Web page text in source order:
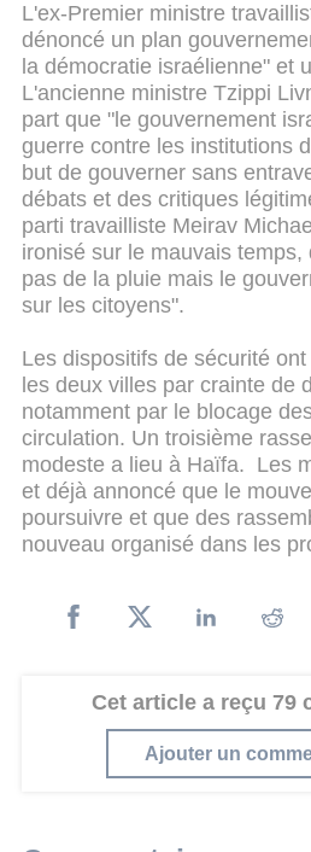
L'ex-Premier ministre
dénoncé un plan
la démocratie israélienne" et
L'ancienne ministre Tzippi
part que "le gouvernement
guerre contre les institutions
but de gouverner sans
débats et des critiques
parti travailliste Meirav
ironisé sur le mauvais
pas de la pluie mais le
sur les citoyens".
Les dispositifs de sécurité
les deux villes par crainte de
notamment par le blocage
circulation. Un troisième
modeste a lieu à Haïfa. Les
et déjà annoncé que le
poursuivre et que des
nouveau organisé dans les
Cet article a reçu 79
Ajouter un